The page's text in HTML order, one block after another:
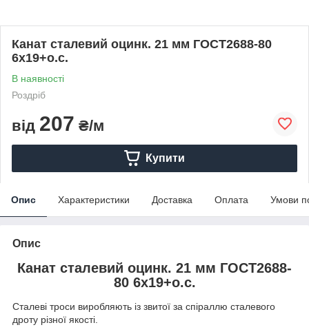
Канат сталевий оцинк. 21 мм ГОСТ2688-80
6x19+о.с.
В наявності
Роздріб
від 207 ₴/м
Купити
Опис Характеристики Доставка Оплата Умови
Опис
Канат сталевий оцинк. 21 мм ГОСТ2688-
80 6x19+о.с.
Сталеві троси виробляють із звитої за спіраллю сталевого
дроту різної якості.